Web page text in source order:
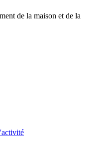
de la maison et de la